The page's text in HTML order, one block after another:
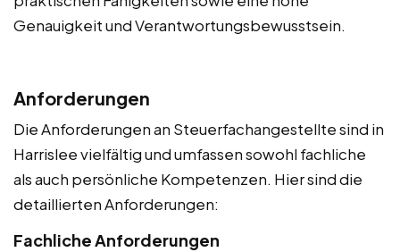
Genauigkeit und Verantwortungsbewusstsein.
Anforderungen
Die Anforderungen an Steuerfachangestellte sind in
Harrislee vielfältig und umfassen sowohl fachliche
als auch persönliche Kompetenzen. Hier sind die
detaillierten Anforderungen:
Fachliche Anforderungen